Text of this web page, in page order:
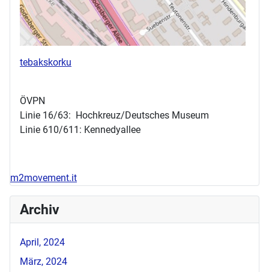
tebakskorku
ÖVPN
Linie 16/63: Hochkreuz/Deutsches Museum
Linie 610/611: Kennedyallee
m2movement.it
Archiv
April, 2024
März, 2024